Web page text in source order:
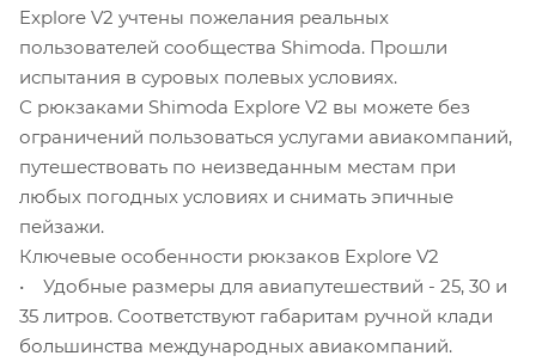
Explore V2 учтены пожелания реальных
пользователей сообщества Shimoda. Прошли
испытания в суровых полевых условиях.
С рюкзаками Shimoda Explore V2 вы можете без
ограничений пользоваться услугами авиакомпаний,
путешествовать по неизведанным местам при
любых погодных условиях и снимать эпичные
пейзажи.
Ключевые особенности рюкзаков Explore V2
• Удобные размеры для авиапутешествий - 25, 30 и
35 литров. Соответствуют габаритам ручной клади
большинства международных авиакомпаний.